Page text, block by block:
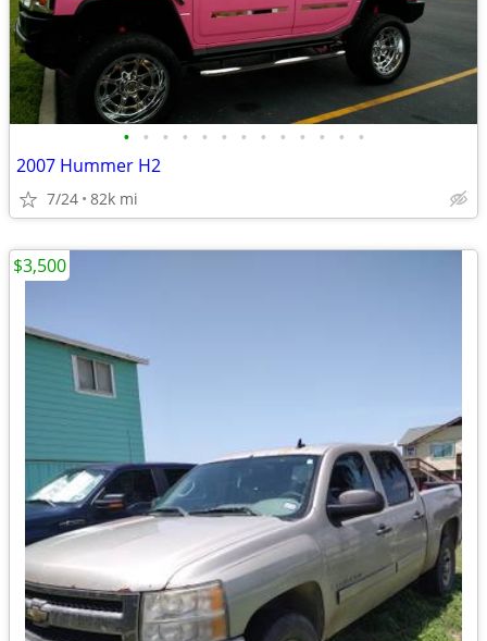
• • • • • • • • • • • • •
2007 Hummer H2
7/24 82k mi
$3,500